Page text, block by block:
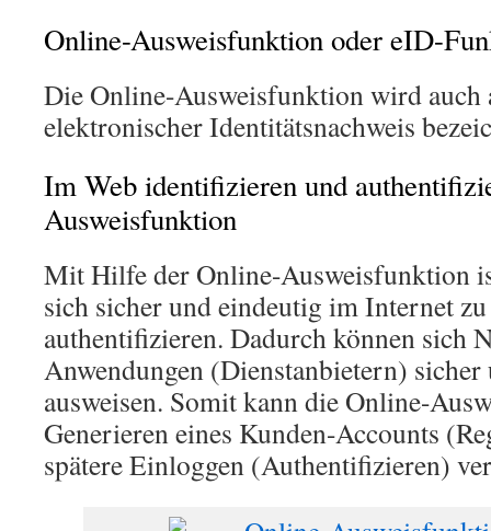
Online-Ausweisfunktion oder eID-
Die Online-Ausweisfunktion wird
elektronischer Identitätsnachweis
Im Web identifizieren und
Ausweisfunktion
Mit Hilfe der Online-Ausweisfunktion
sich sicher und eindeutig im Internet
authentifizieren. Dadurch können sich
Anwendungen (Dienstanbietern)
ausweisen. Somit kann die Online-
Generieren eines Kunden-Accounts
spätere Einloggen (Authentifizieren)